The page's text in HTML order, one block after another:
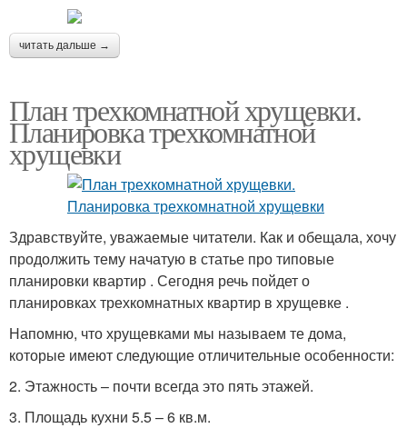
читать дальше →
План трехкомнатной хрущевки.
Планировка трехкомнатной
хрущевки
Здравствуйте, уважаемые читатели. Как и обещала, хочу
продолжить тему начатую в статье про типовые
планировки квартир . Сегодня речь пойдет о
планировках трехкомнатных квартир в хрущевке .
Напомню, что хрущевками мы называем те дома,
которые имеют следующие отличительные особенности:
2. Этажность – почти всегда это пять этажей.
3. Площадь кухни 5.5 – 6 кв.м.